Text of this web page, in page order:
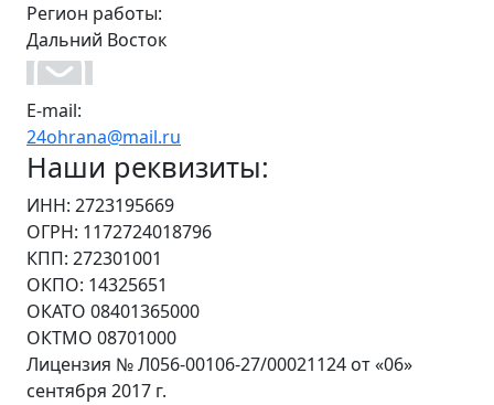
Регион работы:
Дальний Восток
E-mail:
24ohrana@mail.ru
Наши реквизиты:
ИНН: 2723195669
ОГРН: 1172724018796
КПП: 272301001
ОКПО: 14325651
ОКАТО 08401365000
ОКТМО 08701000
Лицензия № Л056-00106-27/00021124 от «06»
сентября 2017 г.